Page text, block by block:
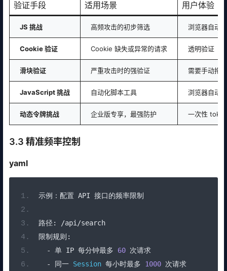
验证手段 适用场景 用户体验
JS 挑战 高频攻击的初步筛选 浏览器自动
Cookie 验证 Cookie 缺失或异常的请求 透明验证
滑块验证 严重攻击时的强验证 需要手动拖动
JavaScript 挑战 自动化脚本工具 浏览器自动
动态令牌挑战 企业版专享，最强防护 一次性
3.3 精准频率控制
yaml
示例：配置 API 接口的频率限制
路径: /api /search
限制规则:
-
单 IP 每分钟最多 60 次请求
-
同一 Session 每小时最多 1000 次请求